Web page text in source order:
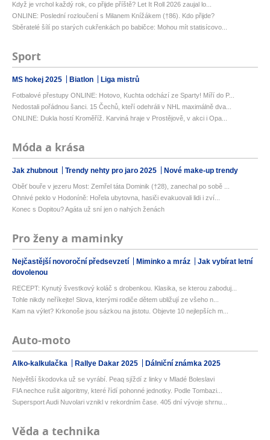
Když je vrchol každý rok, co přijde příště? Let It Roll 2026 zaujal lo...
ONLINE: Poslední rozloučení s Milanem Knížákem (†86). Kdo přijde?
Sběratelé šílí po starých cukřenkách po babičce: Mohou mít statisícovo...
Sport
MS hokej 2025 Biatlon Liga mistrů
Fotbalové přestupy ONLINE: Hotovo, Kuchta odchází ze Sparty! Míří do P...
Nedostali pořádnou šanci. 15 Čechů, kteří odehráli v NHL maximálně dva...
ONLINE: Dukla hostí Kroměříž. Karviná hraje v Prostějově, v akci i Opa...
Móda a krása
Jak zhubnout Trendy nehty pro jaro 2025 Nové make-up trendy
Oběť bouře v jezeru Most: Zemřel táta Dominik (†28), zanechal po sobě ...
Ohnivé peklo v Hodoníně: Hořela ubytovna, hasiči evakuovali lidi i zví...
Konec s Dopitou? Agáta už sní jen o nahých ženách
Pro ženy a maminky
Nejčastější novoroční předsevzetí Miminko a mráz
Jak vybírat letní
dovolenou
RECEPT: Kynutý švestkový koláč s drobenkou. Klasika, se kterou zaboduj...
Tohle nikdy neříkejte! Slova, kterými rodiče dětem ubližují ze všeho n...
Kam na výlet? Krkonoše jsou sázkou na jistotu. Objevte 10 nejlepších m...
Auto-moto
Alko-kalkulačka Rallye Dakar 2025 Dálniční známka 2025
Největší škodovka už se vyrábí. Peaq sjíždí z linky v Mladé Boleslavi
FIA nechce rušit algoritmy, které řídí pohonné jednotky. Podle Tombazi...
Supersport Audi Nuvolari vznikl v rekordním čase. 405 dní vývoje shrnu...
Věda a technika